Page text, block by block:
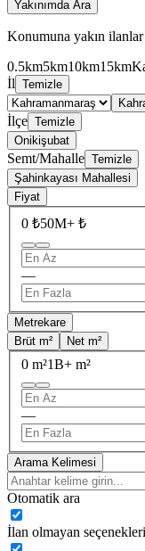
Yakınımda Ara
Konumuna yakın
0.5km5km10km15km
İl Temizle
İlçe Temizle
Onikişubat
Semt/Mahalle Temizle
Şahinkayası Mahallesi
Fiyat
0 ₺50M+ ₺
—
Metrekare
Brüt m²
Net m²
0 m²1B+ m²
—
Arama Kelimesi
Otomatik ara
İlan olmayan